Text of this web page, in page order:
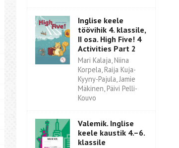
Inglise keele
töövihik 4. klassile,
II osa. High Five! 4
Activities Part 2
Mari Kalaja, Niina
Korpela, Raija Kuja-
Kyyny-Pajula, Jamie
Mäkinen, Päivi Pelli-
Kouvo
Valemik. Inglise
keele kaustik 4.–6.
klassile